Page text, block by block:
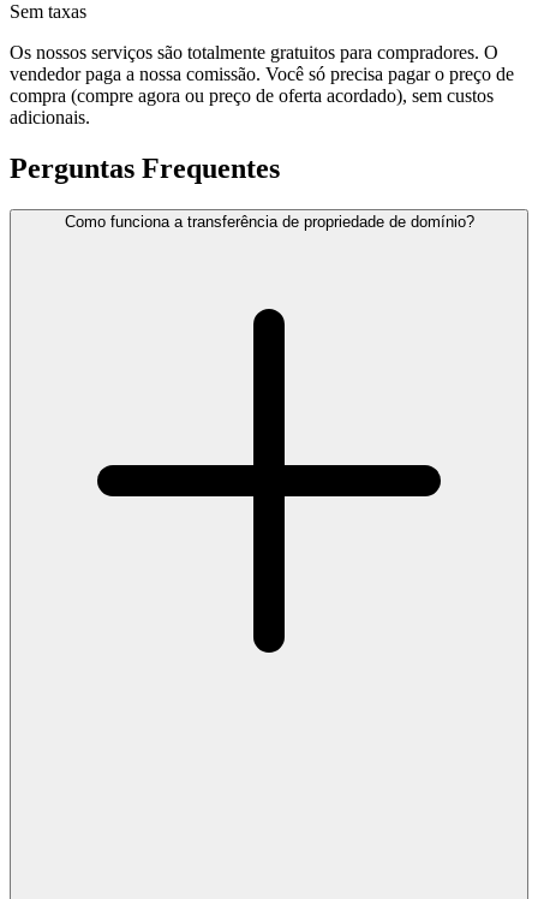
Sem taxas
Os nossos serviços são totalmente gratuitos para compradores. O
vendedor paga a nossa comissão. Você só precisa pagar o preço de
compra (compre agora ou preço de oferta acordado), sem custos
adicionais.
Perguntas Frequentes
Como funciona a transferência de propriedade de domínio?